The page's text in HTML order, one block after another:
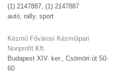
(1) 2147887, (1) 2147887
autó, rally, sport
Kézmű Fővárosi Kézműipari
Nonprofit Kft.
Budapest XIV. ker., Csömöri út 50-
60